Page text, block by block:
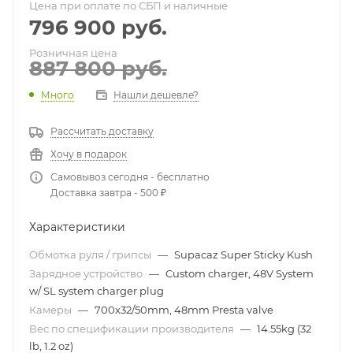
Цена при оплате по СБП и наличные
796 900 руб.
Розничная цена
887 800руб.
Много Нашли дешевле?
Рассчитать доставку
Хочу в подарок
Самовывоз сегодня - бесплатно
Доставка завтра - 500 ₽
Характеристики
Обмотка руля / грипсы — Supacaz Super Sticky Kush
Зарядное устройство — Custom charger, 48V System
w/ SL system charger plug
Камеры — 700x32/50mm, 48mm Presta valve
Вес по спецификации производителя — 14.55kg (32
lb, 1.2 oz)